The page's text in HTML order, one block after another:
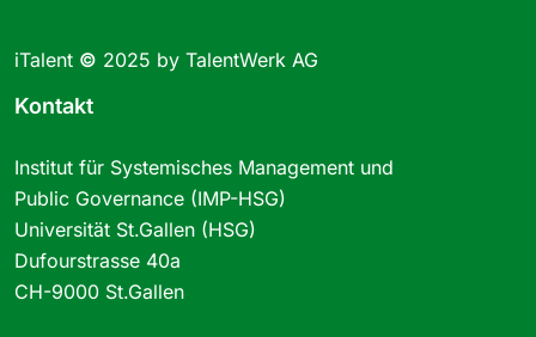
iTalent © 2025 by TalentWerk AG
Kontakt
Institut für Systemisches Management und
Public Governance (IMP-HSG)
Universität St.Gallen (HSG)
Dufourstrasse 40a
CH-9000 St.Gallen